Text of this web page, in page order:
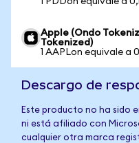
Apple (Ondo
Tokenized)
1 AAPLon equivale a
Descargo de
Este producto no ha sido
ni está afiliado con
cualquier otra marca